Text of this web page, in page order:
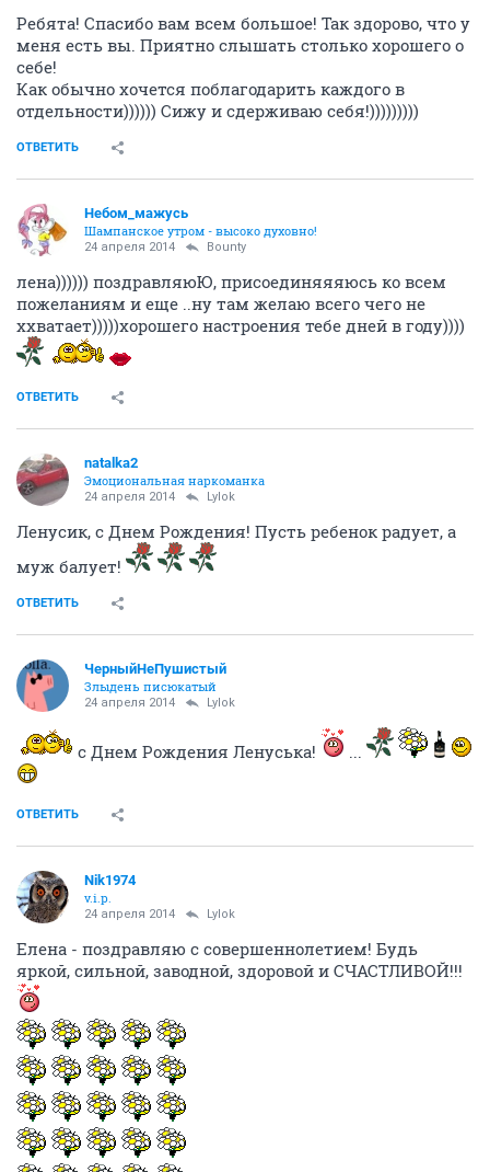
Ребята! Спасибо вам всем большое! Так здорово, что у
меня есть вы. Приятно слышать столько хорошего о
себе!
Как обычно хочется поблагодарить каждого в
отдельности)))))) Сижу и сдерживаю себя!)))))))))
ОТВЕТИТЬ
Небом_мaжусь
Шампанское утром - высоко духовно!
24 апреля 2014 Bounty
лена)))))) поздравляюЮ, присоединяяяюсь ко всем
пожеланиям и еще ..ну там желаю всего чего не
ххватает)))))хорошего настроения тебе дней в году))))
ОТВЕТИТЬ
natalka2
Эмоциональная наркоманка
24 апреля 2014 Lylok
Ленусик, с Днем Рождения! Пусть ребенок радует, а
муж балует!
ОТВЕТИТЬ
ЧерныйНеПушистый
Злыдень писюкатый
24 апреля 2014 Lylok
c Днем Рождения Ленуська! ...
ОТВЕТИТЬ
Nik1974
v.i.p.
24 апреля 2014 Lylok
Елена - поздравляю с совершеннолетием! Будь
яркой, сильной, заводной, здоровой и СЧАСТЛИВОЙ!!!